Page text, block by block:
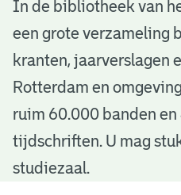
B
b
o
In de bibliotheek van
een grote verzameling
kranten, jaarverslagen
Rotterdam en
ruim 60.000 banden
tijdschriften. U mag
studiezaal.